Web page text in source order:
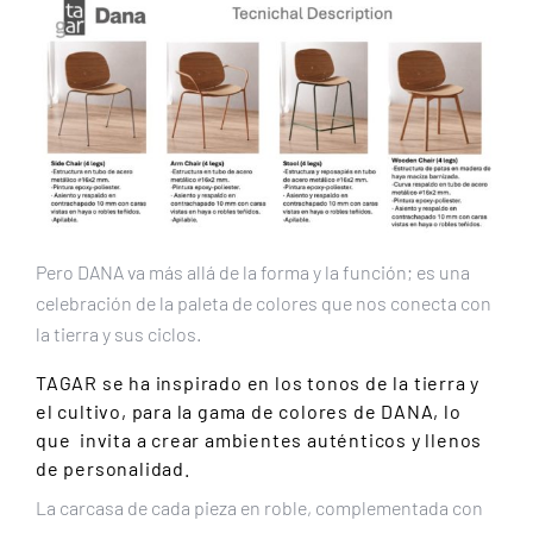
Pero DANA va más allá de la forma y la función; es una
celebración de la paleta de colores que nos conecta con
la tierra y sus ciclos.
TAGAR se ha inspirado en los tonos de la tierra y
el cultivo, para la gama de colores de DANA, lo
que invita a crear ambientes auténticos y llenos
de personalidad.
La carcasa de cada pieza en roble, complementada con